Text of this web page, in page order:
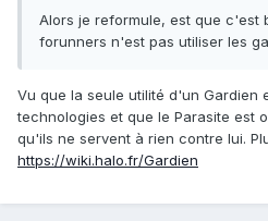
Alors je reformule, est que c'est
forunners n'est pas utiliser les
Vu que la seule utilité d'un Gardien
technologies et que le Parasite est
qu'ils ne servent à rien contre lui.
https://wiki.halo.fr/Gardien